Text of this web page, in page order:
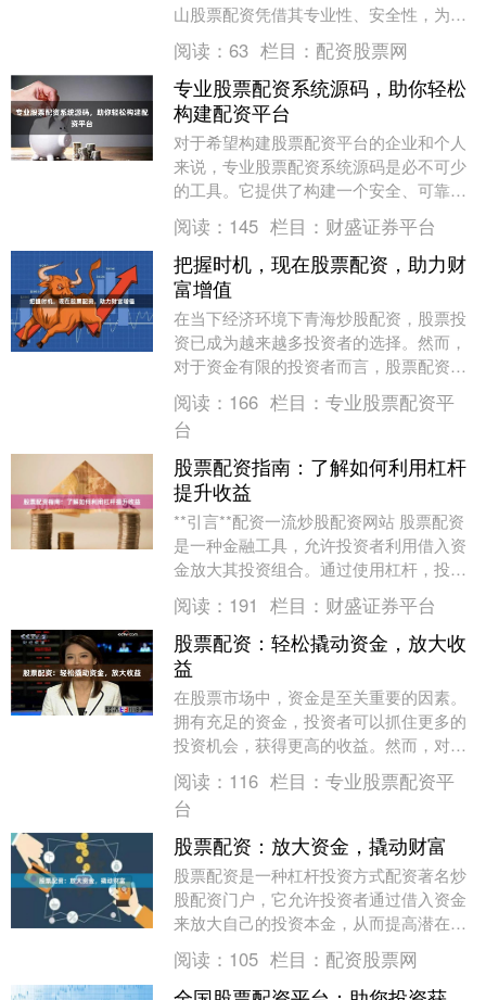
山股票配资凭借其专业性、安全性，为投
资者提供了更轻松、更丰厚的投资体验。
**轻松融资，....
阅读： 63 栏目： 配资股票网
专业股票配资系统源码，助你轻松
构建配资平台
对于希望构建股票配资平台的企业和个人
来说，专业股票配资系统源码是必不可少
的工具。它提供了构建一个安全、可靠且
高效的配资平台所需的所有必要组件。 该
源码包含以下关....
阅读： 145 栏目： 财盛证券平台
把握时机，现在股票配资，助力财
富增值
在当下经济环境下青海炒股配资，股票投
资已成为越来越多投资者的选择。然而，
对于资金有限的投资者而言，股票配资无
疑是一条通往财富增值的捷径。 股票配
资，是指投资者利....
阅读： 166 栏目： 专业股票配资平
台
股票配资指南：了解如何利用杠杆
提升收益
**引言**配资一流炒股配资网站 股票配资
是一种金融工具，允许投资者利用借入资
金放大其投资组合。通过使用杠杆，投资
者可以增加其潜在收益，但同时也会增加
风险。本文....
阅读： 191 栏目： 财盛证券平台
股票配资：轻松撬动资金，放大收
益
在股票市场中，资金是至关重要的因素。
拥有充足的资金，投资者可以抓住更多的
投资机会，获得更高的收益。然而，对于
资金有限的投资者来说青海炒股配资，股
票配资无疑是一个....
阅读： 116 栏目： 专业股票配资平
台
股票配资：放大资金，撬动财富
股票配资是一种杠杆投资方式配资著名炒
股配资门户，它允许投资者通过借入资金
来放大自己的投资本金，从而提高潜在的
收益。然而，股票配资也伴随着更高的风
险，因此在参与之....
阅读： 105 栏目： 配资股票网